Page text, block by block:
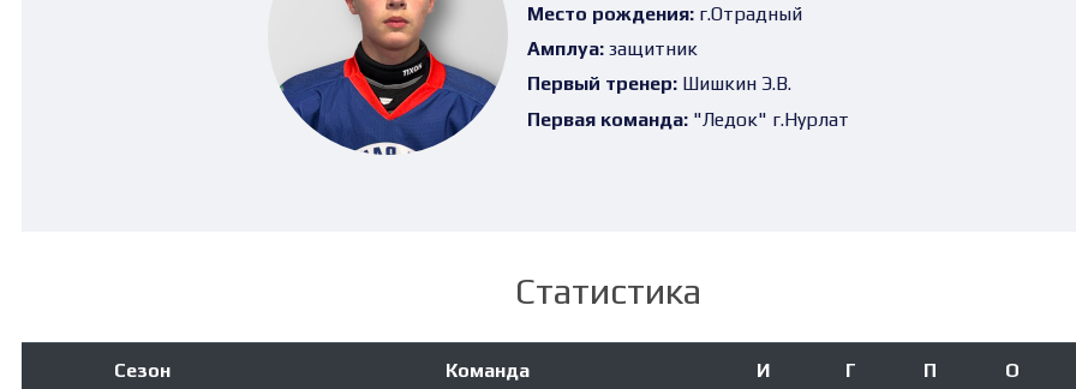
Место рождения:г.Отрадный
Амплуа:защитник
Первый тренер:Шишкин Э.В.
Первая команда:"Ледок" г.Нурлат
Статистика
Сезон Команда И Г П О